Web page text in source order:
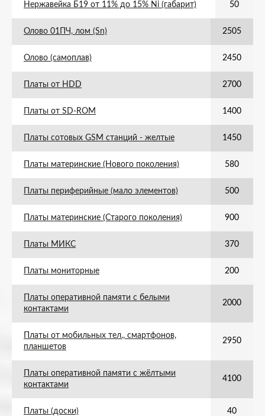
Нержавейка Б19 от 11% до 15% Ni (габарит) 50
Олово 01ПЧ, лом (Sn) 2505
Олово (самоплав) 2450
Платы от HDD 2700
Платы от SD-ROM 1400
Платы сотовых GSM станций - желтые 1450
Платы материнские (Нового поколения) 580
Платы периферийные (мало элементов) 500
Платы материнские (Старого поколения) 900
Платы МИКС 370
Платы мониторные 200
Платы оперативной памяти с белыми
контактами
2000
Платы от мобильных тел., смартфонов,
планшетов
2950
Платы оперативной памяти с жёлтыми
контактами
4100
Платы (доски) 40